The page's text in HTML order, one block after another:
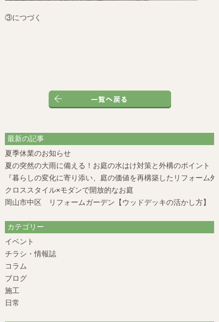
③につづく
最新の記事
夏季休業のお知らせ
夏の突然の大雨に備える！お庭の水はけ対策と外構のポイント
『暮らしの変化に寄り添い、庭の価値を再構築したリフォーム
クロススタイル×モダンで開放的なお庭
岡山市中区 リフォームガーデン【ウッドデッキの活かし方】
カテゴリー
イベント
チラシ・情報誌
コラム
ブログ
施工
日常